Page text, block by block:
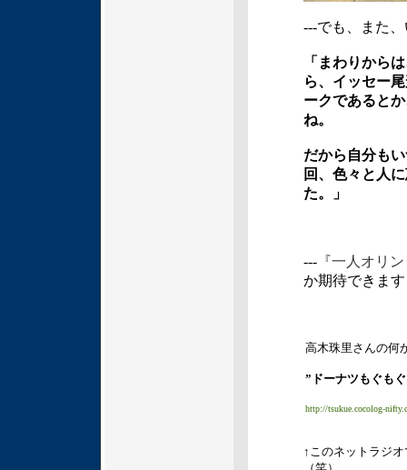
---でも、また
「まわりから
ら、イッセー
ークであると
ね。
だから自分も
回、色々と人
た。」
--- 『一人オリ
か期待できま
高木珠里さんの何
”ドーナツもぐも
http://tsukue.cocolog-
↑このネットラジ